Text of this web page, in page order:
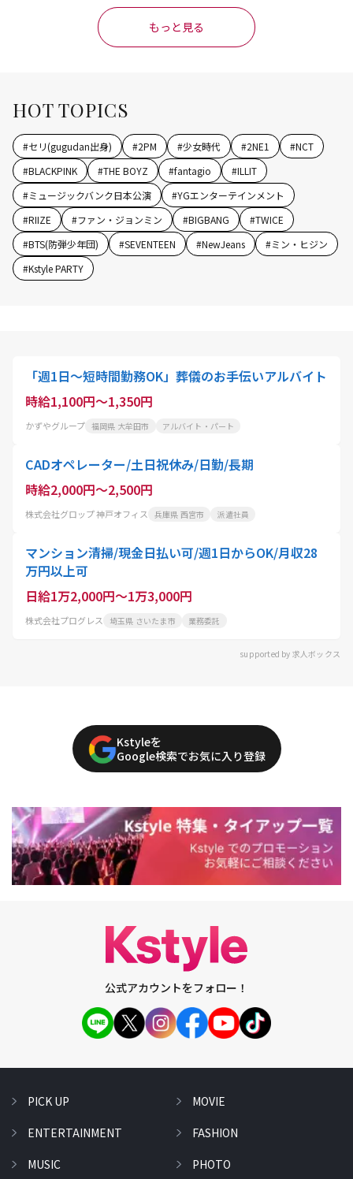
もっと見る
HOT TOPICS
#セリ(gugudan出身) #2PM #少女時代 #2NE1 #NCT
#BLACKPINK #THE BOYZ #fantagio #ILLIT
#ミュージックバンク日本公演 #YGエンターテインメント
#RIIZE #ファン・ジョンミン #BIGBANG #TWICE
#BTS(防弾少年団) #SEVENTEEN #NewJeans #ミン・ヒジン
#Kstyle PARTY
「週1日～短時間勤務OK」葬儀のお手伝いアルバイト
時給1,100円～1,350円
かずやグループ 福岡県 大牟田市 アルバイト・パート
CADオペレーター/土日祝休み/日勤/長期
時給2,000円～2,500円
株式会社グロップ 神戸オフィス 兵庫県 西宮市 派遣社員
マンション清掃/現金日払い可/週1日からOK/月収28
万円以上可
日給1万2,000円～1万3,000円
株式会社プログレス 埼玉県 さいたま市 業務委託
supported by 求人ボックス
Kstyleを
Google検索でお気に入り登録
公式アカウントをフォロー！
PICK UP
ENTERTAINMENT
MUSIC
MOVIE
FASHION
PHOTO